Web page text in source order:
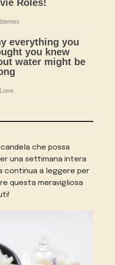
che possa
una settimana intera
continua a leggere per
questa meravigliosa